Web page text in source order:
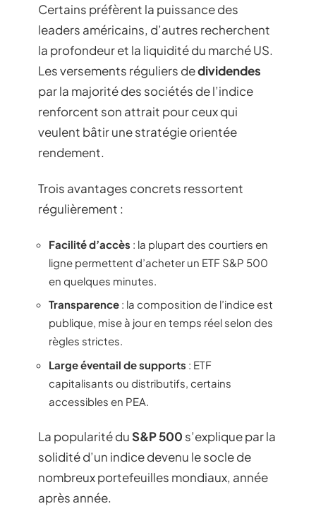
Certains préfèrent la puissance des
leaders américains, d’autres recherchent
la profondeur et la liquidité du marché US.
Les versements réguliers dedividendes
par la majorité des sociétés de l’indice
renforcent son attrait pour ceux qui
veulent bâtir une stratégie orientée
rendement.
Trois avantages concrets ressortent
régulièrement :
Facilité d’accès : la plupart des courtiers en
ligne permettent d’acheter un ETF S&P 500
en quelques minutes.
Transparence : la composition de l’indice est
publique, mise à jour en temps réel selon des
règles strictes.
Large éventail de supports : ETF
capitalisants ou distributifs, certains
accessibles en PEA.
La popularité du S&P 500 s’explique par la
solidité d’un indice devenu le socle de
nombreux portefeuilles mondiaux, année
après année.